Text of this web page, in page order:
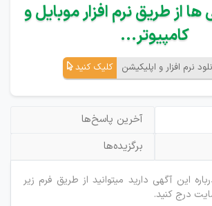
از طریق نرم افزار موبایل و
کامپیوتر...
نرم افزار و اپلیکیشن کلیک کنید
آخرین پاسخ‌ها
برگزیده‌ها
این آگهی دارید میتوانید از طریق فرم زیر
درج کنید.